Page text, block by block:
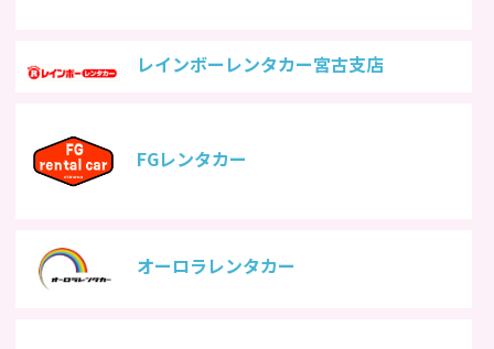
レインボーレンタカー宮古支店
FGレンタカー
オーロラレンタカー